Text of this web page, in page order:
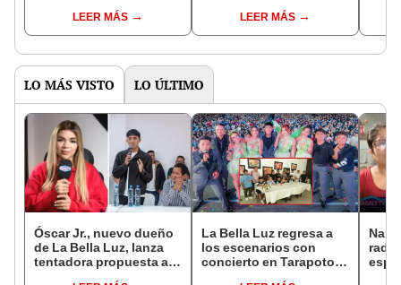
de trabajar"
LEER MÁS
Real Plaza Trujillo:
"Estaba enterrada"
LEER MÁS
LO MÁS VISTO LO ÚLTIMO
Óscar Jr., nuevo dueño
de La Bella Luz, lanza
tentadora propuesta a
La Bella Luz regresa a
los escenarios con
concierto en Tarapoto